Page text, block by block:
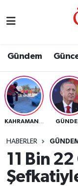
Gündem
HABERLER
11 Bin
Eğitim
Ekonomi
Güncel
Gündem
Nöbetçi
Namaz
Trafik
Süper Lig
Tüm